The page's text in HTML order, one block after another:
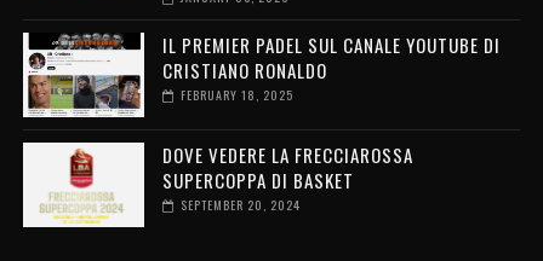
IL PREMIER PADEL SUL CANALE YOUTUBE DI
CRISTIANO RONALDO
FEBRUARY 18, 2025
DOVE VEDERE LA FRECCIAROSSA
SUPERCOPPA DI BASKET
SEPTEMBER 20, 2024